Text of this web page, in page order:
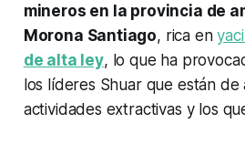
mineros en la provincia de
Morona Santiago, rica en
de alta ley, lo que ha
los líderes Shuar que están
actividades extractivas y los